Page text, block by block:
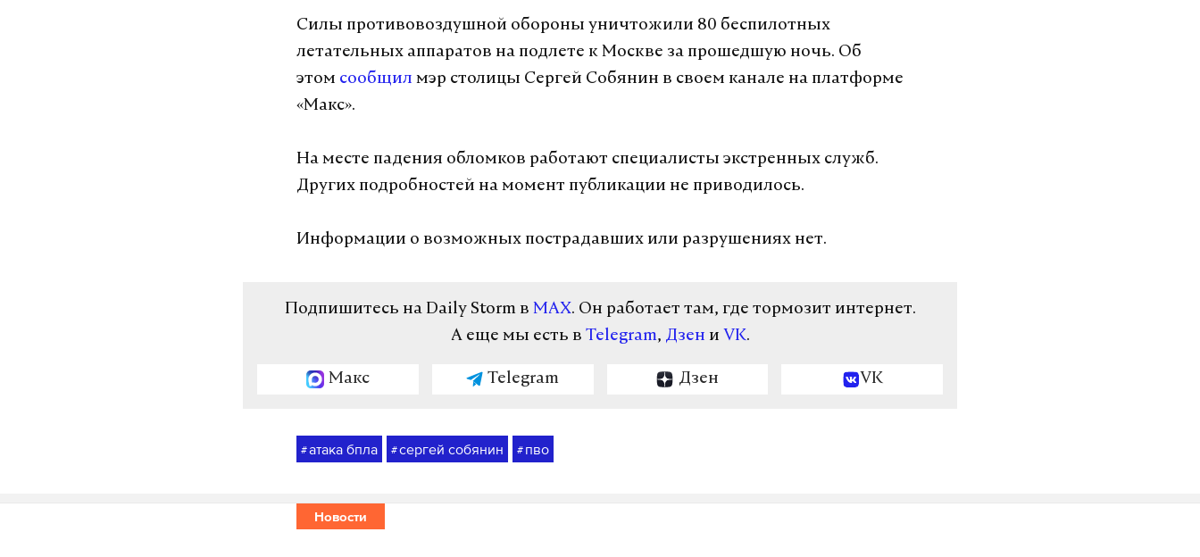
Силы противовоздушной обороны уничтожили 80 беспилотных
летательных аппаратов на подлете к Москве за прошедшую ночь. Об
этом сообщил мэр столицы Сергей Собянин в своем канале на платформе
«Макс».
На месте падения обломков работают специалисты экстренных служб.
Других подробностей на момент публикации не приводилось.
Информации о возможных пострадавших или разрушениях нет.
Подпишитесь на Daily Storm в MAX. Он работает там, где тормозит интернет.
А еще мы есть в Telegram, Дзен и VK.
Макс Telegram Дзен VK
#атака бпла #сергей собянин # пво
Новости